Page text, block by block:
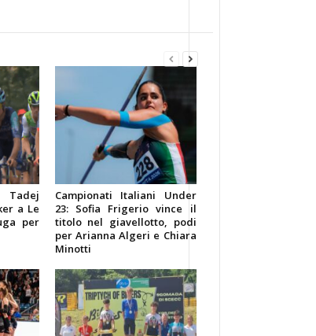
Tadej
a Le
per
Campionati Italiani Under
23: Sofia Frigerio vince il
titolo nel giavellotto, podi
per Arianna Algeri e Chiara
Minotti